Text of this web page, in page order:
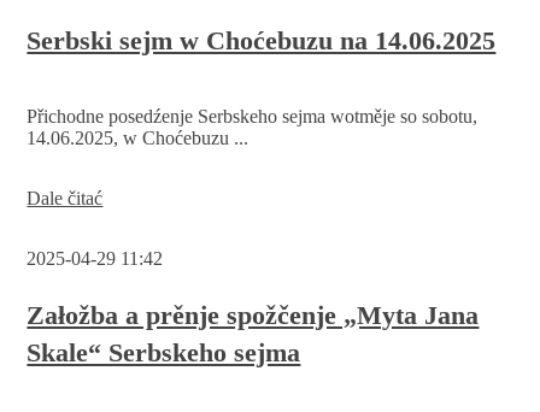
–
2025)
Serbski sejm w Choćebuzu na 14.06.2025
Přichodne posedźenje Serbskeho sejma wotměje so sobotu,
14.06.2025, w Choćebuzu ...
Dale čitaćSerbski
Choćebuzu
14.06.2025
2025-04-29 11:42
Załožba a prěnje spožčenje „Myta Jana
Skale“ Serbskeho sejma